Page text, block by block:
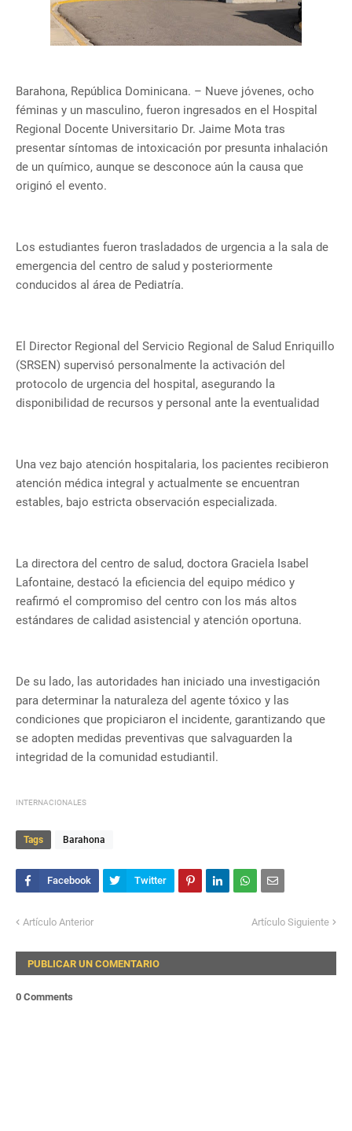
Barahona, República Dominicana. – Nueve jóvenes, ocho
féminas y un masculino, fueron ingresados en el Hospital
Regional Docente Universitario Dr. Jaime Mota tras
presentar síntomas de intoxicación por presunta inhalación
de un químico, aunque se desconoce aún la causa que
originó el evento.
Los estudiantes fueron trasladados de urgencia a la sala de
emergencia del centro de salud y posteriormente
conducidos al área de Pediatría.
El Director Regional del Servicio Regional de Salud Enriquillo
(SRSEN) supervisó personalmente la activación del
protocolo de urgencia del hospital, asegurando la
disponibilidad de recursos y personal ante la eventualidad
Una vez bajo atención hospitalaria, los pacientes recibieron
atención médica integral y actualmente se encuentran
estables, bajo estricta observación especializada.
La directora del centro de salud, doctora Graciela Isabel
Lafontaine, destacó la eficiencia del equipo médico y
reafirmó el compromiso del centro con los más altos
estándares de calidad asistencial y atención oportuna.
De su lado, las autoridades han iniciado una investigación
para determinar la naturaleza del agente tóxico y las
condiciones que propiciaron el incidente, garantizando que
se adopten medidas preventivas que salvaguarden la
integridad de la comunidad estudiantil.
INTERNACIONALES
Tags Barahona
Artículo Anterior Artículo Siguiente
PUBLICAR UN COMENTARIO
0 Comments